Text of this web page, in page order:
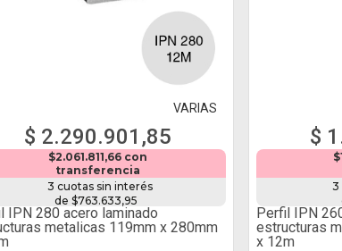
VARIAS
$ 2.290.901,85
$2.061.811,66 con
transferencia
3 cuotas sin interés
de $763.633,95
IPN 280 acero laminado
metalicas 119mm x 280mm
$
3
Perfil IPN
estructuras
x 12m